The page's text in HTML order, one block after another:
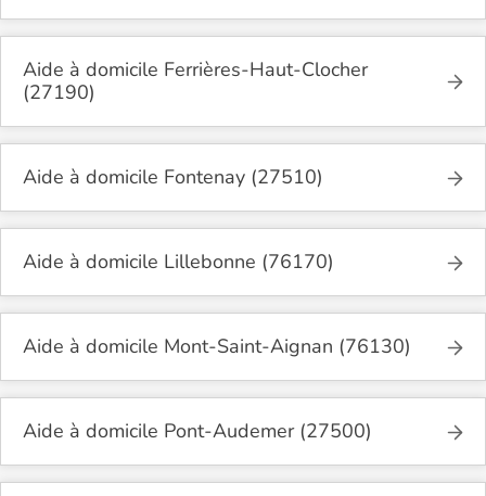
Aide à domicile Ferrières-Haut-Clocher
(27190)
Aide à domicile Fontenay (27510)
Aide à domicile Lillebonne (76170)
Aide à domicile Mont-Saint-Aignan (76130)
Aide à domicile Pont-Audemer (27500)